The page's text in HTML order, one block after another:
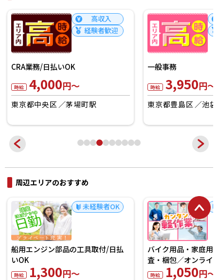
高収入
経験者歓迎
CRA業務/日払いOK
時給 4,000円～
東京都中央区 茅場町駅
一般事務
時給 3,950円～
東京都豊島区 池
周辺エリアのおすすめ
未経験者OK
船用エンジン部品の工具取付/日払
いOK
時給 1,300円～
バイク用品・家庭用
査・梱包／オンライ
時給 1,050円～